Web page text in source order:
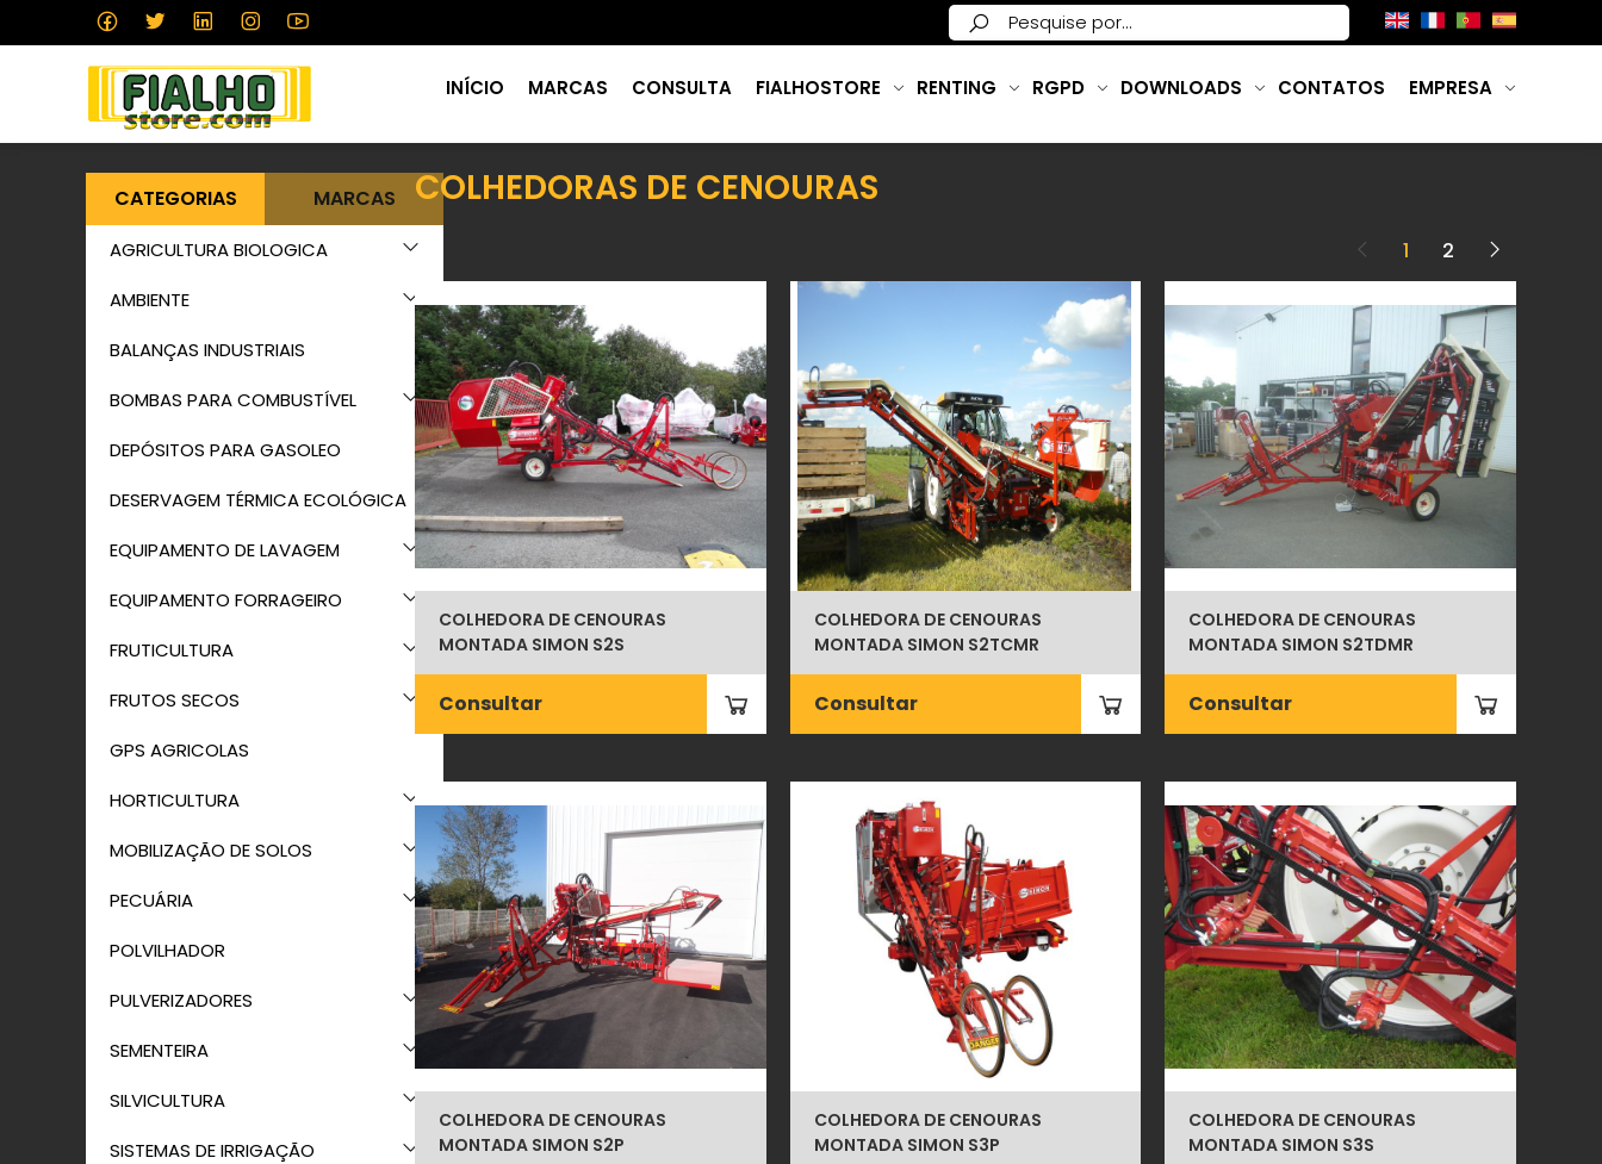
INÍCIO MARCAS CONSULTA FIALHOSTORE RENTING RGPD DOWNLOADS CONTATOS EMPRESA
CATEGORIAS MARCAS
AGRICULTURA BIOLOGICA
AMBIENTE
BALANÇAS INDUSTRIAIS
BOMBAS PARA COMBUSTÍVEL
DEPÓSITOS PARA GASOLEO
DESERVAGEM TÉRMICA ECOLÓGICA
EQUIPAMENTO DE LAVAGEM
EQUIPAMENTO FORRAGEIRO
FRUTICULTURA
FRUTOS SECOS
GPS AGRICOLAS
HORTICULTURA
MOBILIZAÇÃO DE SOLOS
PECUÁRIA
POLVILHADOR
PULVERIZADORES
SEMENTEIRA
SILVICULTURA
SISTEMAS DE IRRIGAÇÃO
COLHEDORAS DE CENOURAS
1 2
COLHEDORA DE CENOURAS
MONTADA SIMON S2S
Consultar
COLHEDORA DE CENOURAS
MONTADA SIMON S2TCMR
Consultar
COLHEDORA DE CENOURAS
MONTADA SIMON S2TDMR
Consultar
COLHEDORA DE CENOURAS
MONTADA SIMON S2P
COLHEDORA DE CENOURAS
MONTADA SIMON S3P
COLHEDORA DE CENOURAS
MONTADA SIMON S3S